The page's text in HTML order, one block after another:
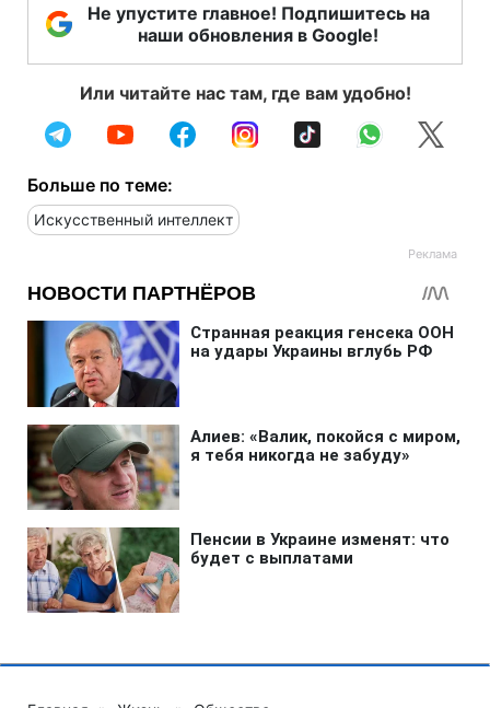
Не упустите главное! Подпишитесь на
наши обновления в Google!
Или читайте нас там, где вам удобно!
Больше по теме:
Искусственный интеллект